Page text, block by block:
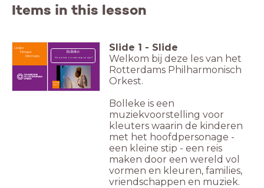
Items in this lesson
Bolleke
Hoe is het om een stip te zijn?
Liedjes
Filmpjes
Informatie
Groep
1 en 2
Slide 1 - Slide
Welkom bij deze les van het
Rotterdams Philharmonisch
Orkest.
Bolleke is een
muziekvoorstelling voor
kleuters waarin de kinderen
met het hoofdpersonage -
een kleine stip - een reis
maken door een wereld vol
vormen en kleuren, families,
vriendschappen en muziek.